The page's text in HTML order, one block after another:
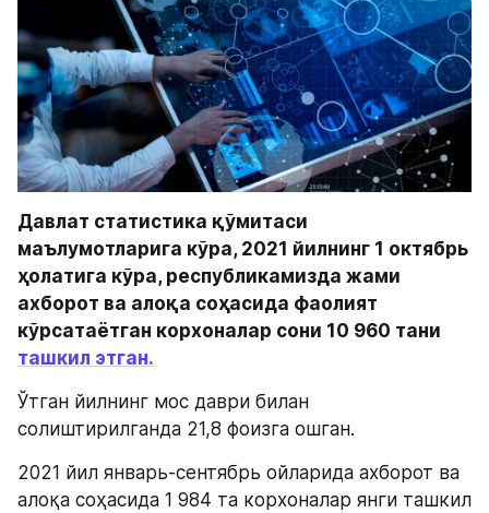
Давлат статистика қўмитаси
маълумотларига кўра, 2021 йилнинг 1 октябрь
ҳолатига кўра, республикамизда жами
ахборот ва алоқа соҳасида фаолият
ташкил этган.
Ўтган йилнинг мос даври билан
солиштирилганда 21,8 фоизга ошган.
2021 йил январь-сентябрь ойларида ахборот ва
алоқа соҳасида 1 984 та корхоналар янги ташкил